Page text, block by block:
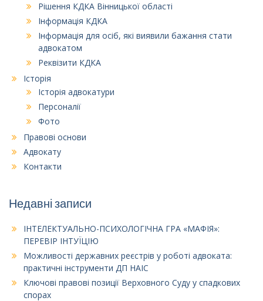
Рішення КДКА Вінницької області
Інформація КДКА
Інформація для осіб, які виявили бажання стати
адвокатом
Реквізити КДКА
Історія
Історія адвокатури
Персоналії
Фото
Правові основи
Адвокату
Контакти
Недавні записи
ІНТЕЛЕКТУАЛЬНО-ПСИХОЛОГІЧНА ГРА «МАФІЯ»:
ПЕРЕВІР ІНТУЇЦІЮ
Можливості державних реєстрів у роботі адвоката:
практичні інструменти ДП НАІС
Ключові правові позиції Верховного Суду у спадкових
спорах